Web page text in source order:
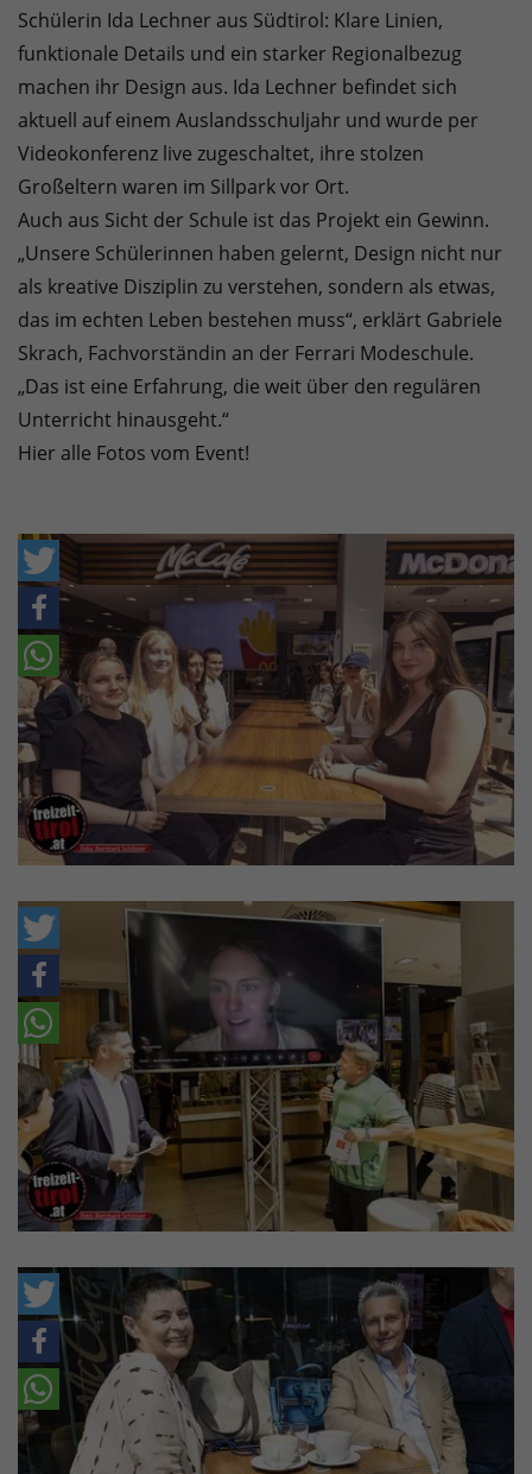
Schülerin Ida Lechner aus Südtirol: Klare Linien,
funktionale Details und ein starker Regionalbezug
machen ihr Design aus. Ida Lechner befindet sich
aktuell auf einem Auslandsschuljahr und wurde per
Videokonferenz live zugeschaltet, ihre stolzen
Großeltern waren im Sillpark vor Ort.
Auch aus Sicht der Schule ist das Projekt ein Gewinn.
„Unsere Schülerinnen haben gelernt, Design nicht nur
als kreative Disziplin zu verstehen, sondern als etwas,
das im echten Leben bestehen muss“, erklärt Gabriele
Skrach, Fachvorständin an der Ferrari Modeschule.
„Das ist eine Erfahrung, die weit über den regulären
Unterricht hinausgeht.“
Hier alle Fotos vom Event!